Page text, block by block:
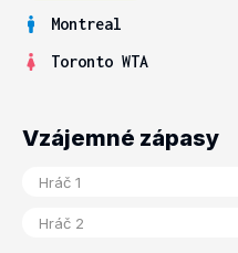
Montreal
Toronto WTA
Vzájemné zápasy